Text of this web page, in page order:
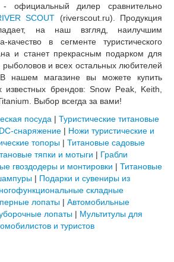
официальный дилер сравнительно
SCOUT (riverscout.ru). Продукция
на наш взгляд, наилучшим
в сегменте туристического
и станет прекрасным подарком для
рыболовов и всех остальных любителей
В нашем магазине вы можете купить
известных брендов: Snow Peak, Keith,
Выбор всегда за вами!
посуда | Туристические титановые
снаряжение| Ножи туристические и
топоры | Титановые садовые
тяпки и мотыги | Грабли
гвоздодеры и монтировки | Титановые
| Подарки и сувениры из
складные
лопаты| Автомобильные
лопаты| Мультитулы для
и туристов